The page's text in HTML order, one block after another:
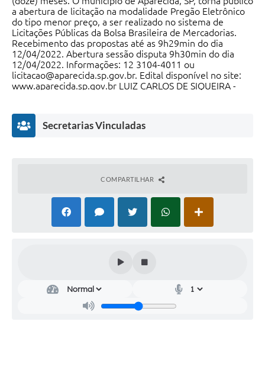
Participe mais
Contas Públicas
Editais
Telefones Úteis
Agenda
a abertura de licitação na modalidade Pregão Eletrônico
do tipo menor preço, a ser realizado no sistema de
Licitações Públicas da Bolsa Brasileira de Mercadorias.
Recebimento das propostas até as 9h29min do dia
12/04/2022. Abertura sessão disputa 9h30min do dia
12/04/2022. Informações: 12 3104-4011 ou
licitacao@aparecida.sp.gov.br. Edital disponível no site:
www.aparecida.sp.gov.br LUIZ CARLOS DE SIQUEIRA -
Secretarias Vinculadas
COMPARTILHAR